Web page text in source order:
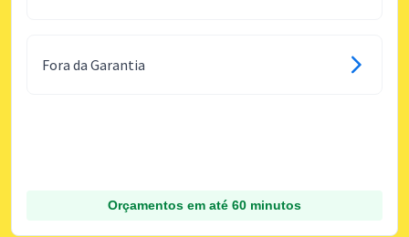
Fora da Garantia
Orçamentos em até 60 minutos